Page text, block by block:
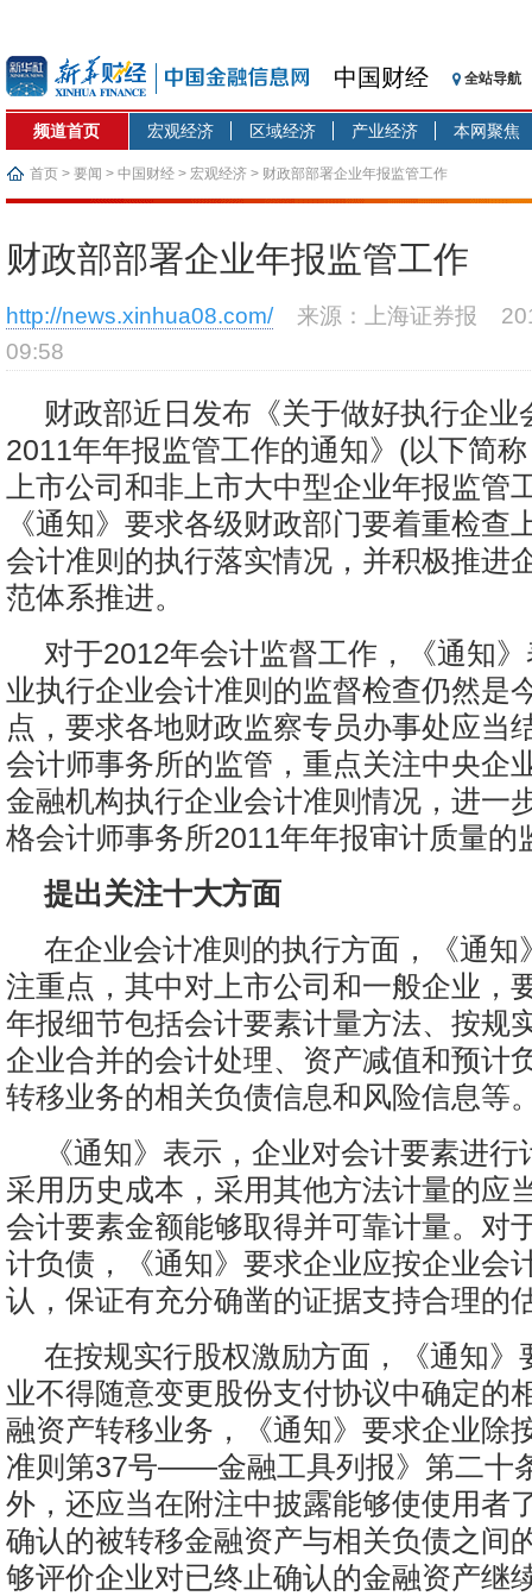
中国财经 全站导航
频道首页 宏观经济 区域经济 产业经济 本网聚焦
首页 > 要闻 > 中国财经 > 宏观经济 > 财政部部署企业年报监管工作
财政部部署企业年报监管工作
http://news.xinhua08.com/ 来源：上海证券报
09:58
财政部近日发布《关于做好执行企业
2011年年报监管工作的通知》(以下简
上市公司和非上市大中型企业年报监管
《通知》要求各级财政部门要着重检查
会计准则的执行落实情况，并积极推进
范体系推进。
对于2012年会计监督工作，《通知
业执行企业会计准则的监督检查仍然是
点，要求各地财政监察专员办事处应当
会计师事务所的监管，重点关注中央企
金融机构执行企业会计准则情况，进一
格会计师事务所2011年年报审计质量的
提出关注十大方面
在企业会计准则的执行方面，《通知
注重点，其中对上市公司和一般企业，
年报细节包括会计要素计量方法、按规
企业合并的会计处理、资产减值和预计
转移业务的相关负债信息和风险信息等
《通知》表示，企业对会计要素进
采用历史成本，采用其他方法计量的应
会计要素金额能够取得并可靠计量。对
计负债，《通知》要求企业应按企业会
认，保证有充分确凿的证据支持合理的
在按规实行股权激励方面，《通知》
业不得随意变更股份支付协议中确定的
融资产转移业务，《通知》要求企业除
准则第37号——金融工具列报》第二十
外，还应当在附注中披露能够使使用者
确认的被转移金融资产与相关负债之间
够评价企业对已终止确认的金融资产继